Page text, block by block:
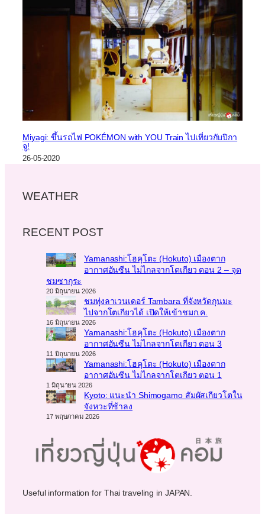
Miyagi: ขึ้นรถไฟ POKÉMON with YOU Train ไปเที่ยวกับปิกา
จู!
26-05-2020
WEATHER
RECENT POST
Yamanashi:โฮคุโตะ (Hokuto) เมืองตาก
อากาศอันซีน ไม่ไกลจากโตเกียว ตอน 2 – จุด
ชมซากุระ
20 มิถุนายน 2026
ชมทุ่งลาเวนเดอร์ Tambara ที่จังหวัดกุนมะ
ไปจากโตเกียวได้ เปิดให้เข้าชมก.ค.
16 มิถุนายน 2026
Yamanashi:โฮคุโตะ (Hokuto) เมืองตาก
อากาศอันซีน ไม่ไกลจากโตเกียว ตอน 3
11 มิถุนายน 2026
Yamanashi:โฮคุโตะ (Hokuto) เมืองตาก
อากาศอันซีน ไม่ไกลจากโตเกียว ตอน 1
1 มิถุนายน 2026
Kyoto: แนะนำ Shimogamo สัมผัสเกียวโตใน
จังหวะที่ช้าลง
17 พฤษภาคม 2026
Useful information for Thai traveling in JAPAN.